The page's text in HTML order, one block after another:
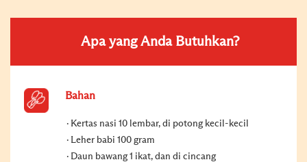
Apa yang Anda Butuhkan?
Bahan
Kertas nasi 10 lembar, di potong kecil-kecil
Leher babi 100 gram
Daun bawang 1 ikat, dan di cincang